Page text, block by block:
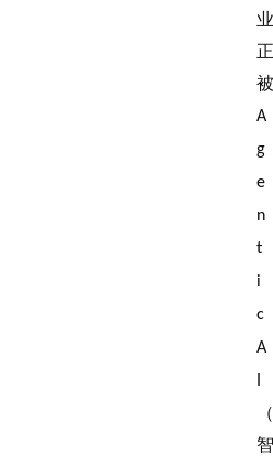
业
正
被
A
g
e
n
t
i
c
A
（
智